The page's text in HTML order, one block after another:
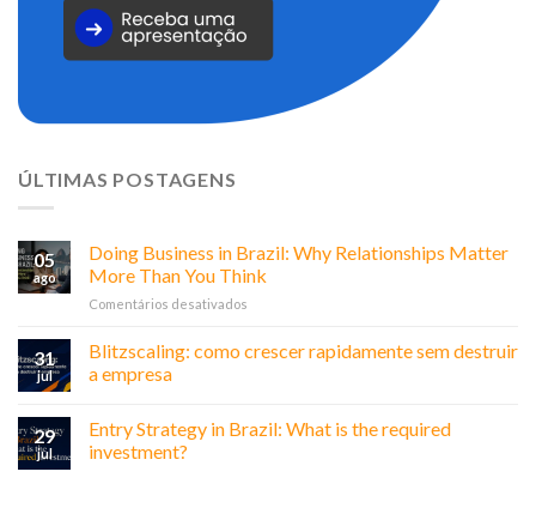
ÚLTIMAS POSTAGENS
05
ago
Doing Business in Brazil: Why Relationships Matter
More Than You Think
Comentários desativados
Relationships
31
jul
Blitzscaling: como crescer rapidamente sem destruir
a empresa
29
jul
Entry Strategy in Brazil: What is the required
investment?